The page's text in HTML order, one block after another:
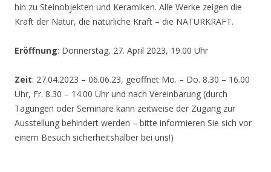
hin zu Steinobjekten und Keramiken. Alle Werke zeigen die
Kraft der Natur, die natürliche Kraft – die NATURKRAFT.
Eröffnung: Donnerstag, 27. April 2023, 19.00 Uhr
Zeit: 27.04.2023 – 06.06.23, geöffnet Mo. – Do. 8.30 – 16.00
Uhr, Fr. 8.30 – 14.00 Uhr und nach Vereinbarung (durch
Tagungen oder Seminare kann zeitweise der Zugang zur
Ausstellung behindert werden – bitte informieren Sie sich vor
einem Besuch sicherheitshalber bei uns!)